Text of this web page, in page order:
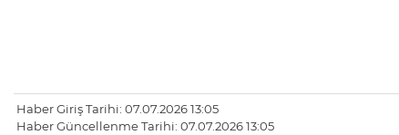
Haber Giriş Tarihi: 07.07.2026 13:05
Haber Güncellenme Tarihi: 07.07.2026 13:05